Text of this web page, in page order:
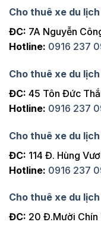
Cho thuê xe du
ĐC: 7A Nguyễn
Hotline: 0916 237
Cho thuê xe du
ĐC: 45 Tôn Đức
Hotline: 0916 237
Cho thuê xe du
ĐC: 114 Đ. Hùng
Hotline: 0916 237
Cho thuê xe du
ĐC: 20 Đ.Mười Chín